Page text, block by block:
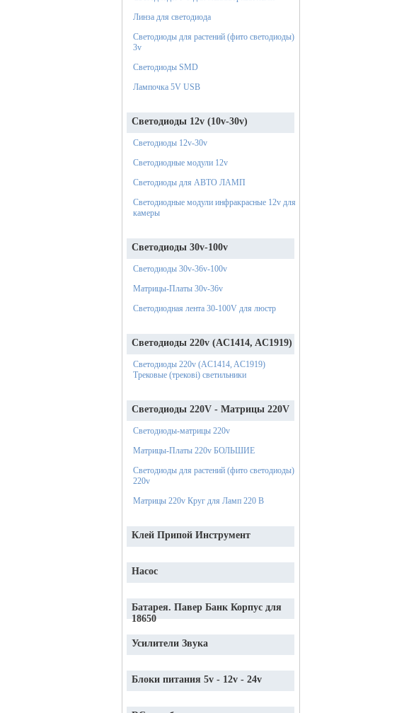
Линза для светодиода
Светодиоды для растений (фито светодиоды)
3v
Светодиоды SMD
Лампочка 5V USB
Светодиоды 12v (10v-30v)
Светодиоды 12v-30v
Светодиодные модули 12v
Светодиоды для АВТО ЛАМП
Светодиодные модули инфракрасные 12v для
камеры
Светодиоды 30v-100v
Светодиоды 30v-36v-100v
Матрицы-Платы 30v-36v
Светодиодная лента 30-100V для люстр
Светодиоды 220v (AC1414, AC1919)
Светодиоды 220v (AC1414, AC1919)
Трековые (трекові) светильники
Светодиоды 220V - Матрицы 220V
Светодиоды-матрицы 220v
Матрицы-Платы 220v БОЛЬШИЕ
Светодиоды для растений (фито светодиоды)
220v
Матрицы 220v Круг для Ламп 220 В
Клей Припой Инструмент
Насос
Батарея. Павер Банк Корпус для
18650
Усилители Звука
Блоки питания 5v - 12v - 24v